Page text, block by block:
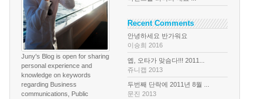
Juny's Blog is open for sharing
personal experience and
knowledge on keywords
regarding Business
communications, Public
Recent Comments
안녕하세요 반가워요
이승희 2016
옙, 오타가 맞슴다!!! 2011...
쥬니캡 2013
두번째 단락에 2011년 8월 ...
문진 2013